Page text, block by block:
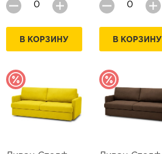
В КОРЗИНУ В КОРЗИНУ